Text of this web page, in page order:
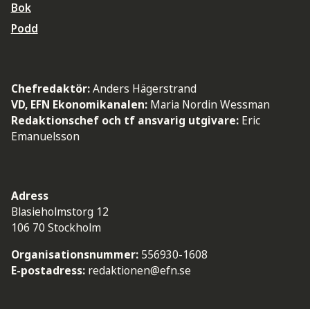
Bok
Podd
Chefredaktör:Anders Hägerstrand
VD, EFN Ekonomikanalen: Maria Nordin Wessman
Redaktionschef och tf ansvarig utgivare: Eric
Emanuelsson
Adress
Blasieholmstorg 12
106 70 Stockholm
Organisationsnummer: 556930-1608
E-postadress: redaktionen@efn.se